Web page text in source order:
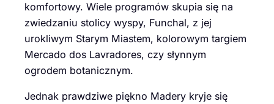
komfortowy. Wiele programów skupia się na
zwiedzaniu stolicy wyspy, Funchal, z jej
urokliwym Starym Miastem, kolorowym targiem
Mercado dos Lavradores, czy słynnym
ogrodem botanicznym.
Jednak prawdziwe piękno Madery kryje się